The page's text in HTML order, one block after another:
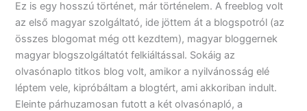
Ez is egy hosszú történet, már történelem. A freeblog volt
az első magyar szolgáltató, ide jöttem át a blogspotról (az
összes blogomat még ott kezdtem), magyar bloggernek
magyar blogszolgáltatót felkiáltással. Sokáig az
olvasónaplo titkos blog volt, amikor a nyilvánosság elé
léptem vele, kipróbáltam a blogtért, ami akkoriban indult.
Eleinte párhuzamosan futott a két olvasónapló, a